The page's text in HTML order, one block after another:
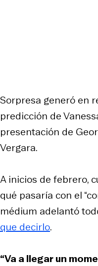
Sorpresa generó en
predicción de
presentación de
Vergara.
A inicios de febrero,
qué pasaría con el
médium adelantó
que decirlo.
“Va a llegar un